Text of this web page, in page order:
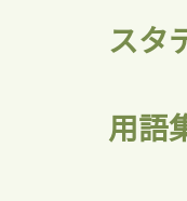
インが必
スタ
用語